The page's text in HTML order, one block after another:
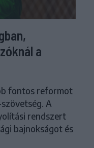
a
fontos reformot
A
rendszert
bajnokságot és